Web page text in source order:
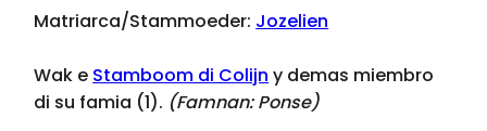
Matriarca/Stammoeder: Jozelien
Wak e Stamboom di Colijn y demas miembro
di su famia (1). (Famnan:Ponse)